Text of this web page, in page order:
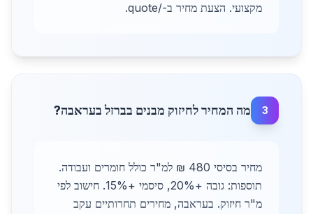
מקצועי. הצעת מחיר ב-/quote.
3 מה המחיר לחיזוק מבנים בברזל בעראבה?
מחיר בסיסי 480 ₪ למ"ר כולל חומרים ועבודה.
תוספות: גובה +20%, סיסמי +15%. חישוב לפי
מ"ר חיזוק. בעראבה, מחירים תחרותיים עקב